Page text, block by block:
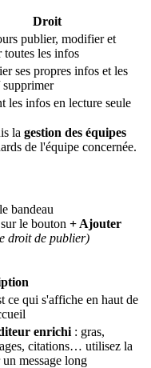
Droit
publier, modifier et
toutes les infos
ses propres infos et les
les infos en lecture seule
la gestion des équipes
de l'équipe concernée.
bandeau
le bouton + Ajouter
droit de publier)
qui s'affiche en haut de
enrichi : gras,
citations… utilisez la
message long